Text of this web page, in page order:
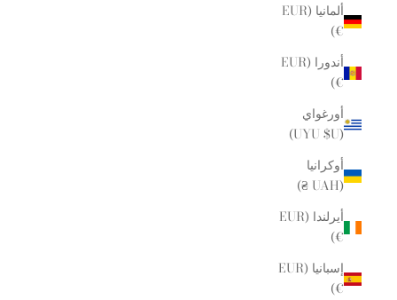
ألمانيا (EUR
€)
أندورا (EUR
€)
أورغواي
(UYU $U)
أوكرانيا
(UAH ₴)
أيرلندا (EUR
€)
إسبانيا (EUR
€)